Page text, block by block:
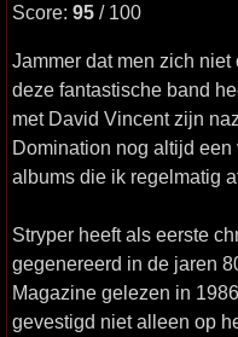
Score: 95 / 100
Jammer dat men zich
deze fantastische band
met David Vincent zijn
Domination nog altijd
albums die ik regelmatig
Stryper heeft als eerste
gegenereerd in de jaren
Magazine gelezen in
gevestigd niet alleen op